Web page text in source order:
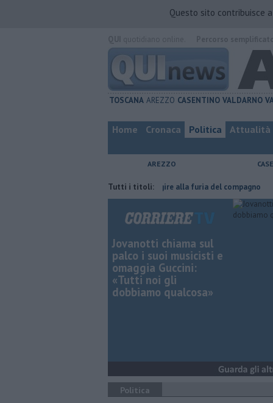
Questo sito contribuisce
TOSCANA AREZZO CASENTINO VALDARNO
Home Cronaca Politica Attualità
AREZZO
Tutti i titoli:
Nascosta in un bar per sfuggire alla furia del compagno ​Tutte le
Jovanotti chiama sul
palco i suoi musicisti e
omaggia Guccini:
«Tutti noi gli
dobbiamo qualcosa»
Politica